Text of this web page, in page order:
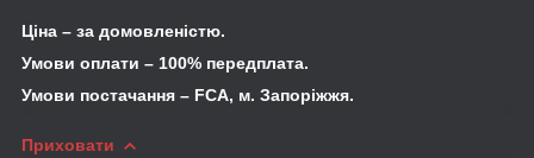
Ціна – за домовленістю.
Умови оплати – 100% передплата.
Умови постачання – FCA, м. Запоріжжя.
Приховати